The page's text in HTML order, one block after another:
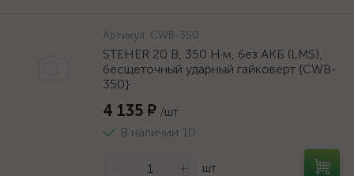
Артикул: CWB-350
STEHER 20 В, 350 Н·м, без АКБ (LMS),
бесщеточный ударный гайковерт {CWB-
350}
4 135 ₽ /шт
В наличии 10
+ шт